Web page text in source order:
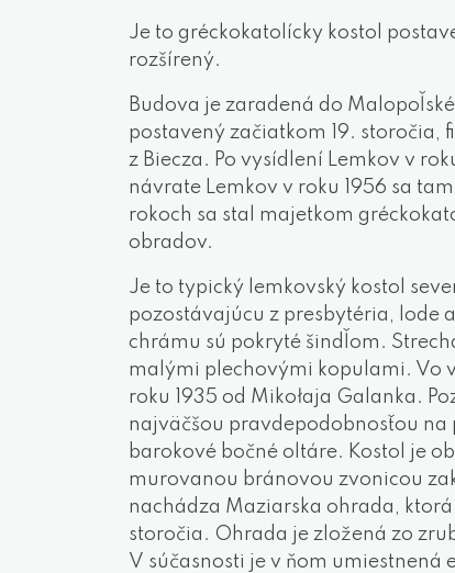
Je to gréckokatolícky kostol
rozšírený.
Budova je zaradená do
postavený začiatkom 19. storočia,
z Biecza. Po vysídlení Lemkov v
návrate Lemkov v roku 1956 sa
rokoch sa stal majetkom
obradov.
Je to typický lemkovský kostol
pozostávajúcu z presbytéria, lode
chrámu sú pokryté šindľom.
malými plechovými kopulami. Vo
roku 1935 od Mikołaja Galanka.
najväčšou pravdepodobnosťou na
barokové bočné oltáre. Kostol je
murovanou bránovou zvonicou
nachádza Maziarska ohrada,
storočia. Ohrada je zložená zo
V súčasnosti je v ňom